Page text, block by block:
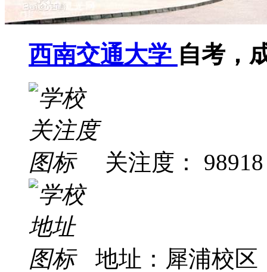
西南交通大学 自考，
关注度： 98918
地址：犀浦校区